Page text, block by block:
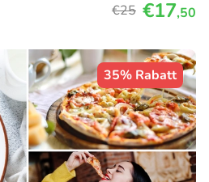
€25 €17,50
35% Rabatt